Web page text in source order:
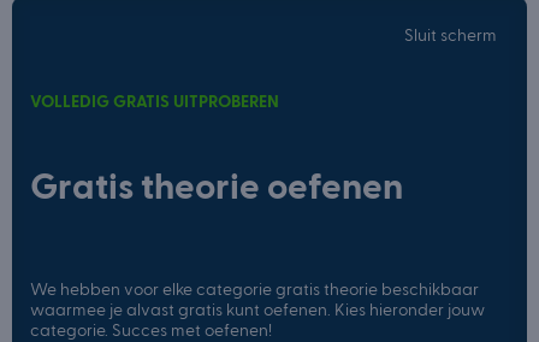
Sluit scherm
VOLLEDIG GRATIS UITPROBEREN
Gratis theorie oefenen
We hebben voor elke categorie gratis theorie beschikbaar
waarmee je alvast gratis kunt oefenen. Kies hieronder jouw
categorie. Succes met oefenen!